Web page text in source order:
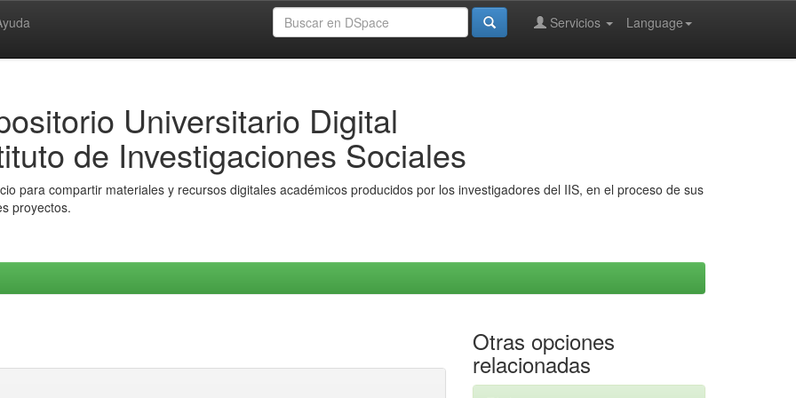
Language
Servicios
Universitario Digital
de Investigaciones Sociales
para compartir materiales y recursos digitales académicos producidos por los investigadores del IIS, en el proceso de sus
proyectos.
Otras opciones
relacionadas